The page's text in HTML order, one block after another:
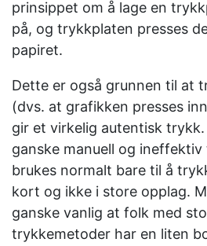
prinsippet om å lage en
på, og trykkplaten presses
papiret.
Dette er også grunnen til at
(dvs. at grafikken presses
gir et virkelig autentisk trykk.
ganske manuell og
brukes normalt bare til å
kort og ikke i store opplag.
ganske vanlig at folk med
trykkemetoder har en liten